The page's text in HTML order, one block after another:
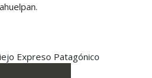
Expreso Patagónico